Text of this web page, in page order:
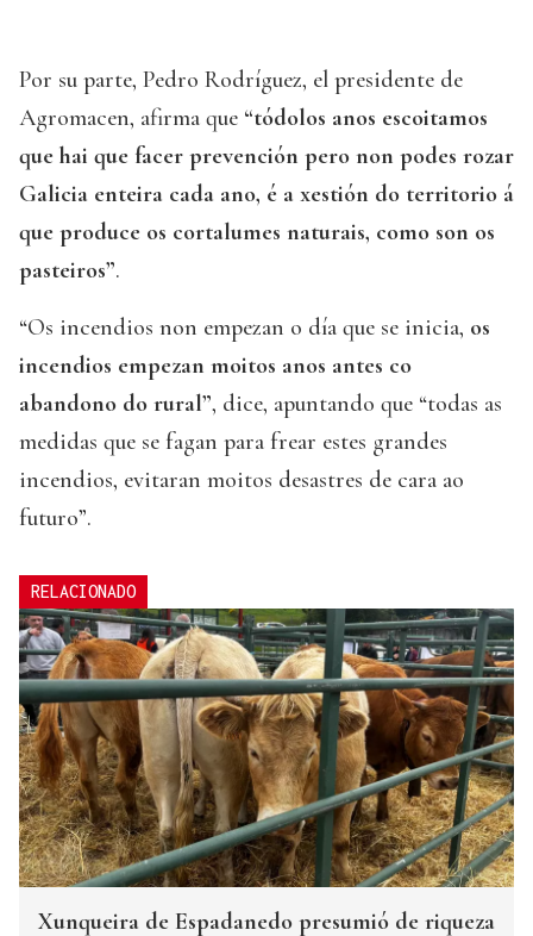
Por su parte, Pedro Rodríguez, el presidente de
Agromacen, afirma que “tódolos anos escoitamos
que hai que facer prevención pero non podes rozar
Galicia enteira cada ano, é a xestión do territorio á
que produce os cortalumes naturais, como son os
pasteiros”.
“Os incendios non empezan o día que se inicia, os
incendios empezan moitos anos antes co
abandono do rural”, dice, apuntando que “todas as
medidas que se fagan para frear estes grandes
incendios, evitaran moitos desastres de cara ao
futuro”.
RELACIONADO
Xunqueira de Espadanedo presumió de riqueza